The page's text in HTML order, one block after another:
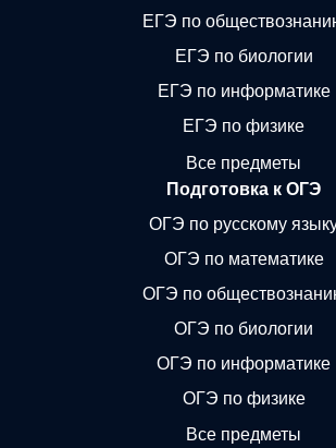
ЕГЭ по
ЕГЭ по биологии
ЕГЭ по информатике
ЕГЭ по физике
Все предметы
Подготовка к ОГЭ
ОГЭ по русскому
ОГЭ по математике
ОГЭ по
ОГЭ по биологии
ОГЭ по информатике
ОГЭ по физике
Все предметы